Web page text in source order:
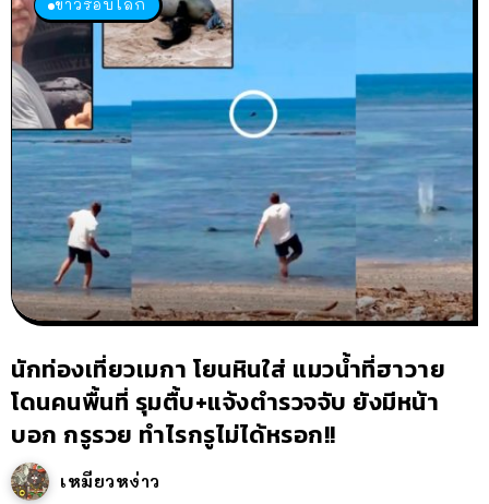
ข่าวรอบโลก
นักท่องเที่ยวเมกา โยนหินใส่ แมวน้ำที่ฮาวาย
โดนคนพื้นที่ รุมตื้บ+แจ้งตำรวจจับ ยังมีหน้า
บอก กรูรวย ทำไรกรูไม่ได้หรอก!!
เหมียวหง่าว